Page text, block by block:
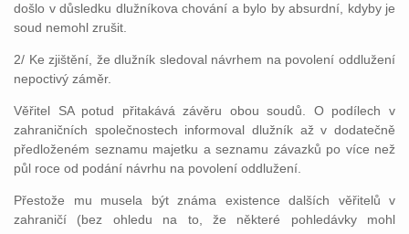
došlo v důsledku dlužníkova chování a bylo by absurdní, kdyby je
soud nemohl zrušit.
2/ Ke zjištění, že dlužník sledoval návrhem na povolení oddlužení
nepoctivý záměr.
Věřitel SA potud přitakává závěru obou soudů. O podílech v
zahraničních společnostech informoval dlužník až v dodatečně
předloženém seznamu majetku a seznamu závazků po více než
půl roce od podání návrhu na povolení oddlužení.
Přestože mu musela být známa existence dalších věřitelů v
zahraničí (bez ohledu na to, že některé pohledávky mohl